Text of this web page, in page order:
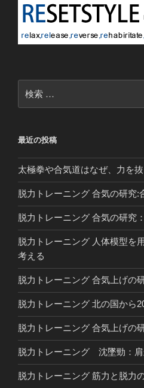
索:
最近の投稿
太極拳や合気道はなぜ、力を抜
脱力トレーニング 合気の研究:
脱力トレーニング 合気の研究
脱力トレーニング 人体模型を
考える
脱力トレーニング 合気上げの
脱力トレーニング 北の国から
脱力トレーニング 合気上げの
脱力トレーニング 沈墜勁：
脱力トレーニング 筋力と脱力